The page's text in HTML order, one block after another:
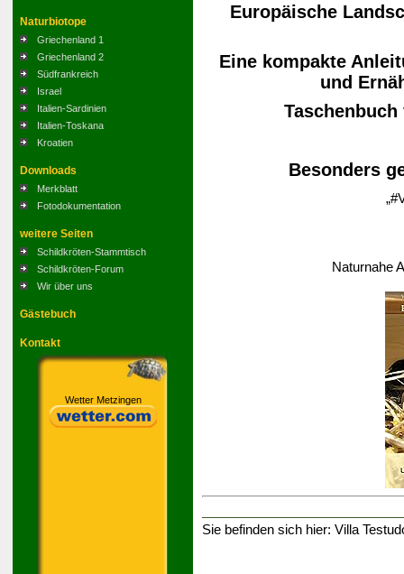
Naturbiotope
Griechenland 1
Griechenland 2
Südfrankreich
Israel
Italien-Sardinien
Italien-Toskana
Kroatien
Downloads
Merkblatt
Fotodokumentation
weitere Seiten
Schildkröten-Stammtisch
Schildkröten-Forum
Wir über uns
Gästebuch
Kontakt
Wetter Metzingen
Europäische
Eine kompakte
und
Besonders
Naturnahe
Sie befinden sich hier: Villa